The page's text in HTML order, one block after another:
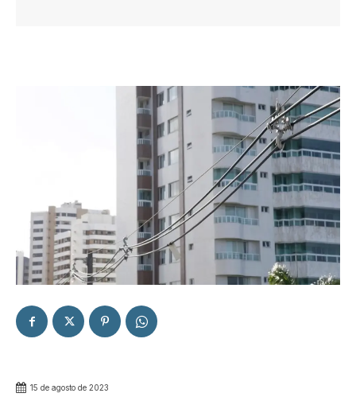
15 de agosto de 2023